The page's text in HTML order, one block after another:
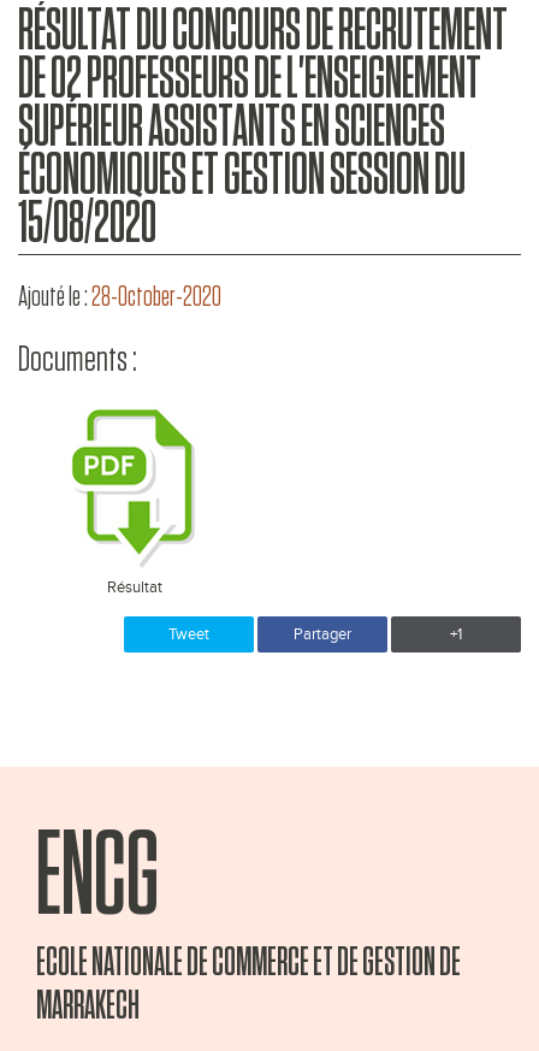
RÉSULTAT DU CONCOURS DE RECRUTEMENT
DE 02 PROFESSEURS DE L'ENSEIGNEMENT
SUPÉRIEUR ASSISTANTS EN SCIENCES
ÉCONOMIQUES ET GESTION SESSION DU
15/08/2020
Ajouté le :28-October-2020
Documents :
Résultat
Tweet Partager +1
ENCG
ECOLE NATIONALE DE COMMERCE ET DE GESTION DE
MARRAKECH